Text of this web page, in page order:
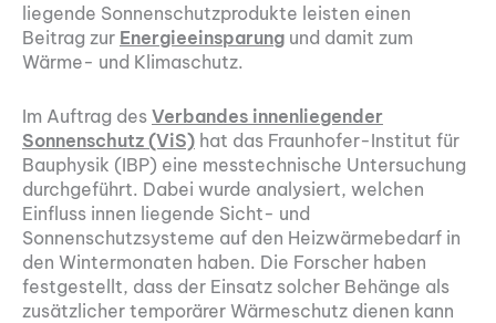
liegende Sonnenschutzprodukte leisten einen
Beitrag zur Energieeinsparung und damit zum
Wärme- und Klimaschutz.
Im Auftrag des Verbandes innenliegender
Sonnenschutz (ViS) hat das Fraunhofer-Institut für
Bauphysik (IBP) eine messtechnische Untersuchung
durchgeführt. Dabei wurde analysiert, welchen
Einfluss innen liegende Sicht- und
Sonnenschutzsysteme auf den Heizwärmebedarf in
den Wintermonaten haben. Die Forscher haben
festgestellt, dass der Einsatz solcher Behänge als
zusätzlicher temporärer Wärmeschutz dienen kann